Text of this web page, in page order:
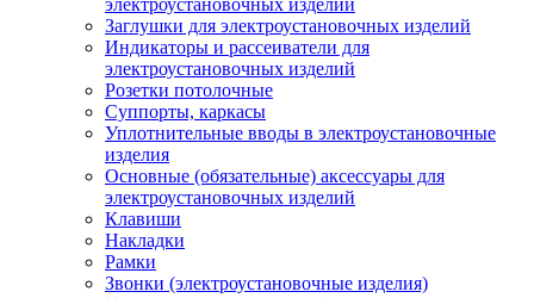
электроустановочных изделий
Заглушки для электроустановочных изделий
Индикаторы и рассеиватели для
электроустановочных изделий
Розетки потолочные
Суппорты, каркасы
Уплотнительные вводы в электроустановочные
изделия
Основные (обязательные) аксессуары для
электроустановочных изделий
Клавиши
Накладки
Рамки
Звонки (электроустановочные изделия)